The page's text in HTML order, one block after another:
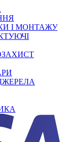
І МОНТАЖУ